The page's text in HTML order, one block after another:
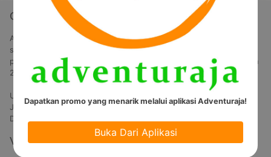
Overview
Ada yang berbeda ber-arung jeram di Situ Cileunca Pangalengan,
sebelum masuk ke jeram-jeram yang berada di Sungai Palayangan,
para wisatawan dapat mengarungi genangan air Situ Cileunca sejauh
2 km.
Usia Minimum :  10 Tahun
Jarak Tempuh : 12 km
Durasi Kegiatan : 3 jam
Video
Dapatkan promo yang menarik melalui aplikasi Adventuraja!
Buka Dari Aplikasi